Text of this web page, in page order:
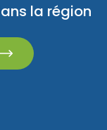
la région